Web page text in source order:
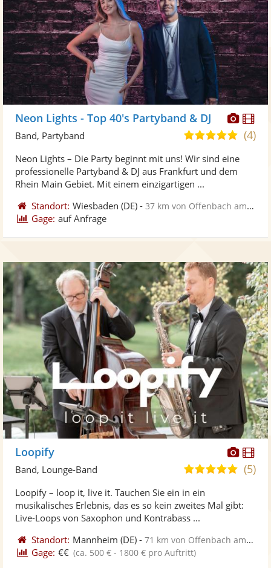
Neon Lights - Top 40's Partyband & DJ
5,0
5
(4)
Band, Partyband
Neon Lights – Die Party beginnt mit uns! Wir sind eine
professionelle Partyband & DJ aus Frankfurt und dem
Rhein Main Gebiet. Mit einem einzigartigen ...
Standort: Wiesbaden (DE) -37 km von Offenbach am Main
Gage: auf Anfrage
Loopify
5,0(5)
Band, Lounge-Band
Loopify – loop it, live it. Tauchen Sie ein in ein
musikalisches Erlebnis, das es so kein zweites Mal gibt:
Live-Loops von Saxophon und Kontrabass ...
Standort: Mannheim (DE) -71 km von Offenbach am Main
Gage: €€ (ca. 500 € - 1800 € pro Auftritt)